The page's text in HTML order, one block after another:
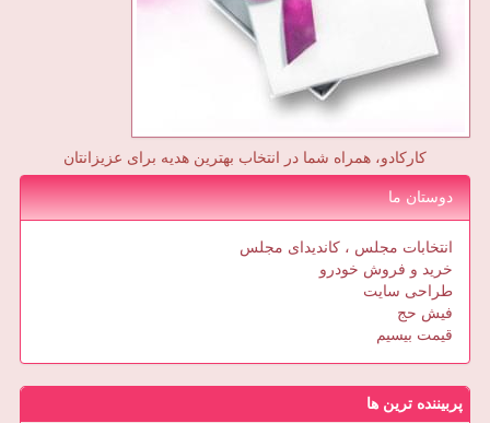
کارکادو، همراه شما در انتخاب بهترین هدیه برای عزیزانتان
دوستان ما
انتخابات مجلس ، کاندیدای مجلس
خرید و فروش خودرو
طراحی سایت
فیش حج
قیمت بیسیم
پربیننده ترین ها